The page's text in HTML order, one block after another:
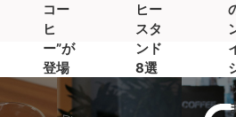
コー
ヒ
ー”が
登場
ヒー
スタ
ンド
8選